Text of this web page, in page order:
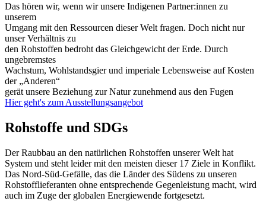
Das hören wir, wenn wir unsere Indigenen Partner:innen zu
unserem
Umgang mit den Ressourcen dieser Welt fragen. Doch nicht nur
unser Verhältnis zu
den Rohstoffen bedroht das Gleichgewicht der Erde. Durch
ungebremstes
Wachstum, Wohlstandsgier und imperiale Lebensweise auf Kosten
der „Anderen“
gerät unsere Beziehung zur Natur zunehmend aus den Fugen
Hier geht's zum Ausstellungsangebot
Rohstoffe und SDGs
Der Raubbau an den natürlichen Rohstoffen unserer Welt hat
System und steht leider mit den meisten dieser 17 Ziele in Konflikt.
Das Nord-Süd-Gefälle, das die Länder des Südens zu unseren
Rohstofflieferanten ohne entsprechende Gegenleistung macht, wird
auch im Zuge der globalen Energiewende fortgesetzt.